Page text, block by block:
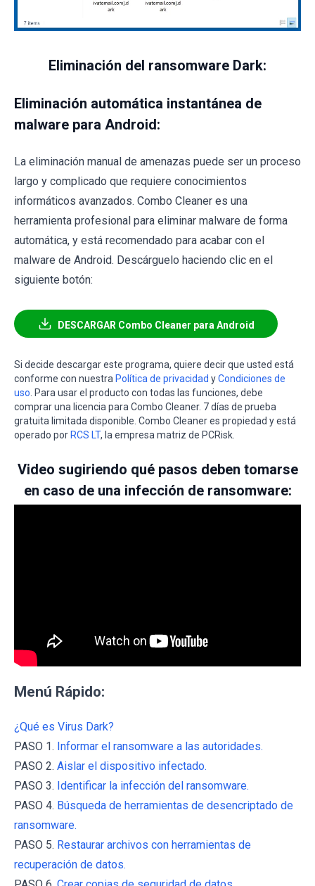
Eliminación del ransomware Dark:
Eliminación automática instantánea de
malware para Android:
La eliminación manual de amenazas puede ser un proceso
largo y complicado que requiere conocimientos
informáticos avanzados. Combo Cleaner es una
herramienta profesional para eliminar malware de forma
automática, y está recomendado para acabar con el
malware de Android. Descárguelo haciendo clic en el
siguiente botón:
DESCARGAR Combo Cleaner para Android
Si decide descargar este programa, quiere decir que usted está
conforme con nuestra Política de privacidad yCondiciones de
uso. Para usar el producto con todas las funciones, debe
comprar una licencia para Combo Cleaner. 7 días de prueba
gratuita limitada disponible. Combo Cleaner es propiedad y está
operado por RCS LT, la empresa matriz de PCRisk.
Video sugiriendo qué pasos deben tomarse
en caso de una infección de ransomware:
Menú Rápido:
¿Qué es Virus Dark?
PASO 1. Informar el ransomware a las autoridades.
PASO 2. Aislar el dispositivo infectado.
PASO 3. Identificar la infección del ransomware.
PASO 4. Búsqueda de herramientas de desencriptado de
ransomware.
PASO 5. Restaurar archivos con herramientas de
recuperación de datos.